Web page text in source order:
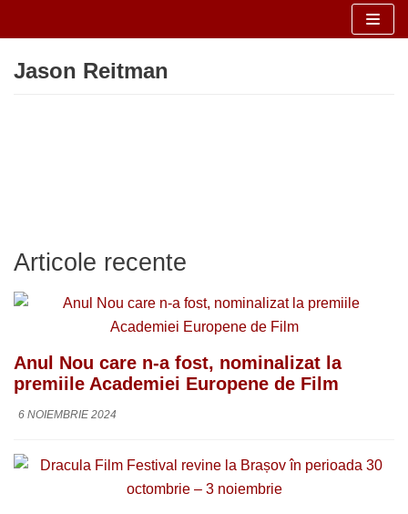
la
Jason Reitman
Articole recente
Anul Nou care n-a fost, nominalizat la
premiile Academiei Europene de Film
6 NOIEMBRIE 2024